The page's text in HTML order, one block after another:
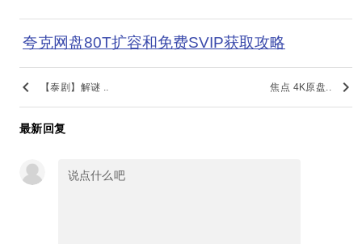
夸克网盘80T扩容和免费SVIP获取攻略
keyboard_arrow_left 【泰剧】解谜 .. 焦点 4K原盘.. keyboard_arrow_right
最新回复